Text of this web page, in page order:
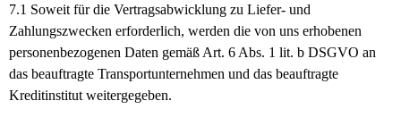
7.1 Soweit für die Vertragsabwicklung zu Liefer- und
Zahlungszwecken erforderlich, werden die von uns erhobenen
personenbezogenen Daten gemäß Art. 6 Abs. 1 lit. b DSGVO an
das beauftragte Transportunternehmen und das beauftragte
Kreditinstitut weitergegeben.